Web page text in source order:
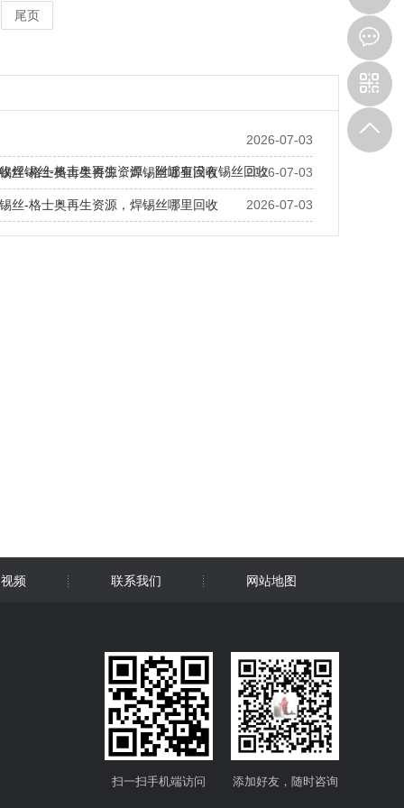
尾页
2026-07-03
焊锡丝-格士奥再生资源，附近有没有锡丝回收2026-07-03
丝-格士奥再生资源，焊锡丝哪里回收
2026-07-03
丝-格士奥再生资源，焊锡丝哪里回收
频 联系我们 网站地图
添加好友，随时咨询
扫一扫手机端访问